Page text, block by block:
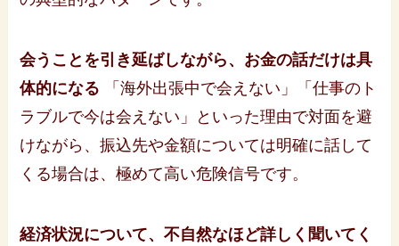
会うことを引き延ばしながら、お金の話だけは具
体的になる 「海外出張中で会えない」「仕事のト
ラブルで今は会えない」といった理由で対面を避
けながら、振込先や金額については明確に話して
くる場合は、極めて高い危険信号です。
経済状況について、不自然なほど詳しく聞いてく